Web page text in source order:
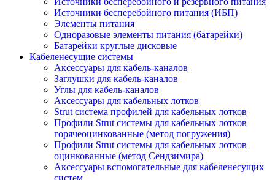
Источники бесперебойного питания (ИБП)
Элементы питания
Одноразовые элементы питания (батарейки)
Батарейки круглые дисковые
Кабеленесущие системы
Аксессуары для кабель-каналов
Заглушки для кабель-каналов
Углы для кабель-каналов
Аксессуары для кабельных лотков
Strut система профилей для кабельных лотков
Профили Strut системы для кабельных лотков
горячеоцинкованные (метод погружения)
Профили Strut системы для кабельных лотков
оцинкованные (метод Сендзимира)
Аксессуары вспомогательные для кабеленесущих
систем